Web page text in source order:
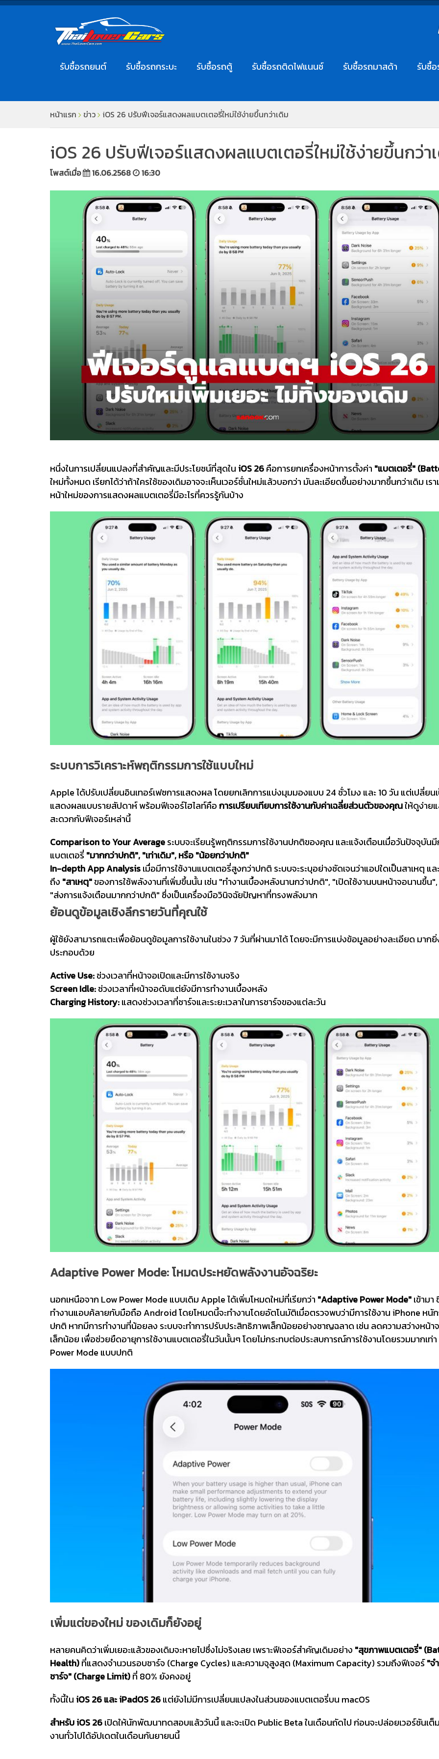
รับซื้อรถยนต์ รับซื้อรถกระบะ รับซื้อรถตู้ รับซื้อรถติดไฟแนนซ์ รับซื้อรถมาสด้า รับซื้
หน้าแรก ข่าว iOS 26 ปรับฟีเจอร์แสดงผลแบตเตอรี่ใหม่ใช้ง่ายขึ้นกว่าเดิม
iOS 26 ปรับฟีเจอร์แสดงผลแบตเตอรี่ใหม่ใช้ง่ายขึ้นกว่า
โพสต์เมื่อ 16.06.2568 16:30
หนึ่งในการเปลี่ยนแปลงที่สำคัญและมีประโยชน์ที่สุดในiOS 26คือการยกเครื่องหน้าการตั้งค่า "แบตเตอรี่"
ใหม่ทั้งหมด เรียกได้ว่าถ้าใครใช้ของเดิมอาจจะเห็นเวอร์ชั่นใหม่แล้วบอกว่า มันละเอียดขึ้นอย่างมากขึ้นกว่าเดิม เร
หน้าใหม่ของการแสดงผลแบตเตอรี่มีอะไรที่ควรรู้กันบ้าง
ระบบการวิเคราะห์พฤติกรรมการใช้แบบใหม่
Apple ได้ปรับเปลี่ยนอินเทอร์เฟซการแสดงผล โดยยกเลิกการแบ่งมุมมองแบบ 24 ชั่วโมง และ 10 วัน แต่เปลี่ยน
แสดงผลแบบรายสัปดาห์ พร้อมฟีเจอร์ไฮไลท์คือการเปรียบเทียบการใช้งานกับค่าเฉลี่ยส่วนตัวของคุณให้ดูง่าย
สะดวกกับฟีเจอร์เหล่านี้
Comparison to Your Averageระบบจะเรียนรู้พฤติกรรมการใช้งานปกติของคุณ และแจ้งเตือนเมื่อวันปัจจุบันมี
แบตเตอรี่ "มากกว่าปกติ", "เท่าเดิม", หรือ "น้อยกว่าปกติ"
In-depth App Analysisเมื่อมีการใช้งานแบตเตอรี่สูงกว่าปกติ ระบบจะระบุอย่างชัดเจนว่าแอปใดเป็นสาเหตุ แ
ถึง "สาเหตุ"ของการใช้พลังงานที่เพิ่มขึ้นนั้น เช่น "ทำงานเบื้องหลังนานกว่าปกติ", "เปิดใช้งานบนหน้าจอนานขึ้น
"ส่งการแจ้งเตือนมากกว่าปกติ" ซึ่งเป็นเครื่องมือวินิจฉัยปัญหาที่ทรงพลังมาก
ย้อนดูข้อมูลเชิงลึกรายวันที่คุณใช้
ผู้ใช้ยังสามารถแตะเพื่อย้อนดูข้อมูลการใช้งานในช่วง 7 วันที่ผ่านมาได้ โดยจะมีการแบ่งข้อมูลอย่างละเอียด มาก
ประกอบด้วย
Active Use:ช่วงเวลาที่หน้าจอเปิดและมีการใช้งานจริง
Screen Idle:ช่วงเวลาที่หน้าจอดับแต่ยังมีการทำงานเบื้องหลัง
Charging History:แสดงช่วงเวลาที่ชาร์จและระยะเวลาในการชาร์จของแต่ละวัน
Adaptive Power Mode: โหมดประหยัดพลังงานอัจฉริยะ
นอกเหนือจาก Low Power Mode แบบเดิม Apple ได้เพิ่มโหมดใหม่ที่เรียกว่า "Adaptive Power Mode"เข้ามา
ทำงานแอบค้ลายกับมือถือ Android โดยโหมดนี้จะทำงานโดยอัตโนมัติเมื่อตรวจพบว่ามีการใช้งาน iPhone หนั
ปกติ หากมีการทำงานที่น้อยลง ระบบจะทำการปรับประสิทธิภาพเล็กน้อยอย่างชาญฉลาด เช่น ลดความสว่างหน้า
เล็กน้อย เพื่อช่วยยืดอายุการใช้งานแบตเตอรี่ในวันนั้นๆ โดยไม่กระทบต่อประสบการณ์การใช้งานโดยรวมมากเท่
Power Mode แบบปกติ
เพิ่มแต่ของใหม่ ของเดิมก็ยังอยู่
หลายคนคิดว่าเพิ่มเยอะแล้วของเดิมจะหายไปซึ่งไม่จริงเลย เพราะฟีเจอร์สำคัญเดิมอย่าง "สุขภาพแบตเตอรี่"
Health)ที่แสดงจำนวนรอบชาร์จ (Charge Cycles) และความจุสูงสุด (Maximum Capacity) รวมถึงฟีเจอร์"จ
ชาร์จ" (Charge Limit)ที่ 80% ยังคงอยู่
ทั้งนี้ในiOS 26 และ iPadOS 26แต่ยังไม่มีการเปลี่ยนแปลงในส่วนของแบตเตอรี่บน macOS
สำหรับ iOS 26เปิดให้นักพัฒนาทดสอบแล้ววันนี้ และจะเปิด Public Beta ในเดือนถัดไป ก่อนจะปล่อยเวอร์ชันเต็
งานทั่วไปได้อัปเดตในเดือนกันยายนนี้